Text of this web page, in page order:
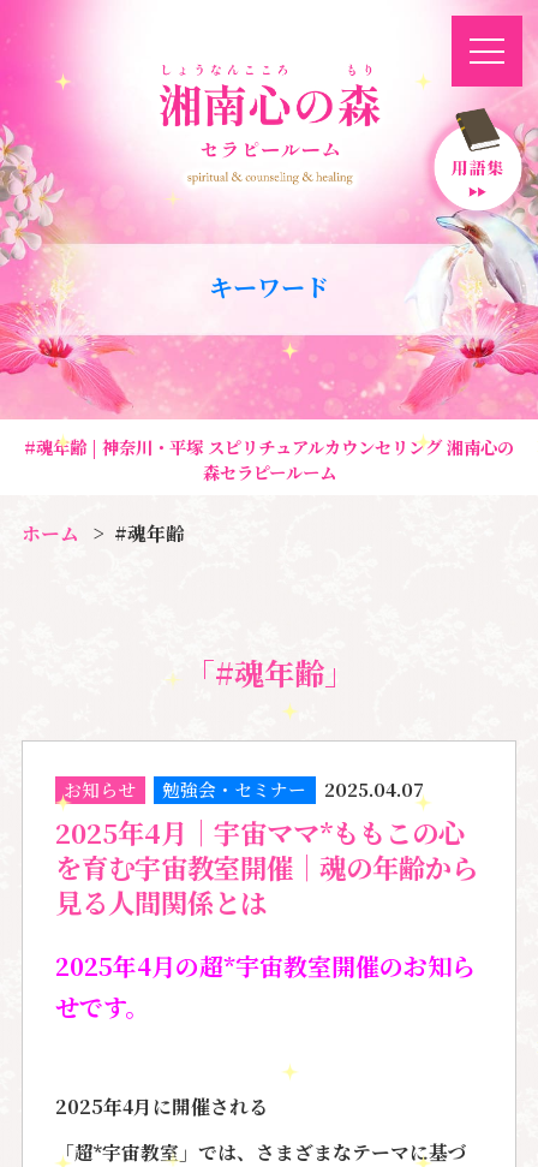
キーワード
#魂年齢 | 神奈川・平塚 スピリチュアルカウンセリング 湘南心の
森セラピールーム
ホーム #魂年齢
「#魂年齢」
お知らせ 勉強会・セミナー 2025.04.07
2025年4月｜宇宙ママ*ももこの心
を育む宇宙教室開催｜魂の年齢から
見る人間関係とは
2025年4月の超*宇宙教室開催のお知ら
せです。
2025年4月に開催される
「超*宇宙教室」では、さまざまなテーマに基づ